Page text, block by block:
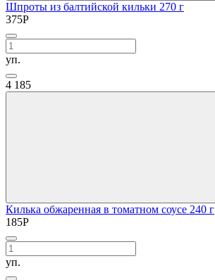
Шпроты из балтийской кильки 270 г
375Р
уп.
4 185
Килька обжаренная в томатном соусе 240 г
185Р
уп.